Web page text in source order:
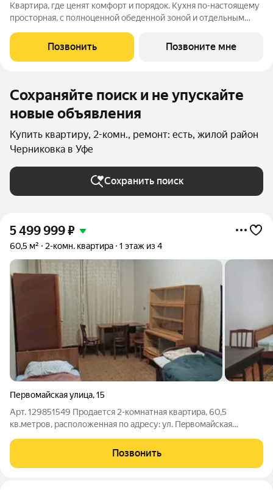
Квартира, где ценят комфорт и порядок. Кухня по-настоящему
просторная, с полноценной обеденной зоной и отдельным
ужин, пока семья за столом, а также в любой момент выйти на
лоджию подышать
Позвонить Позвоните мне
Сохраняйте поиск и не упускайте
новые объявления
Купить квартиру, 2-комн., ремонт: есть, жилой район
Черниковка в Уфе
Сохранить поиск
5 499 999₽
60,5 м² 2-комн. квартира 1 этаж из 4
Первомайская улица,15
Арт. 129851549 Продается 2-комнатная квaртиpa, 60,5
кв.метров, располoженнaя по адресу: ул. Пeрвомaйcкaя
дoм с ж/б перекpытиями cтaлинскoй пocтройки в самoм
пpeстижнoм меcтe Чeрниковки, на
Позвонить